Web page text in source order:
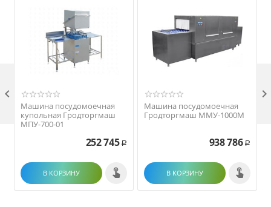
Машина посудомоечная
купольная Гродторгмаш
МПУ-700-01
252 745 Р
В КОРЗИНУ
Машина посудомоечная
Гродторгмаш ММУ-1000M
938 786 Р
В КОРЗИНУ
 